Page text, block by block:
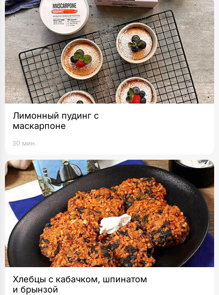
Лимонный пудинг с
маскарпоне
30 мин.
Хлебцы с кабачком, шпинатом
и брынзой